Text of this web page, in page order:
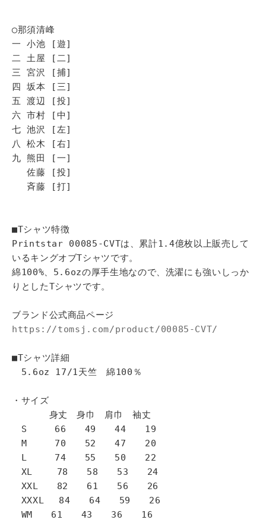
◯那須清峰
一 小池 [遊]
二 土屋 [二]
三 宮沢 [捕]
四 坂本 [三]
五 渡辺 [投]
六 市村 [中]
七 池沢 [左]
八 松木 [右]
九 熊田 [一]
佐藤 [投]
斉藤 [打]
■Tシャツ特徴
Printstar 00085-CVTは、累計1.4億枚以上販売して
いるキングオブTシャツです。
綿100%、5.6ozの厚手生地なので、洗濯にも強いしっか
りとしたTシャツです。
ブランド公式商品ページ
https://tomsj.com/product/00085-CVT/
■Tシャツ詳細
5.6oz 17/1天竺 綿100％
・サイズ
身丈 身巾 肩巾 袖丈
S 66 49 44 19
M 70 52 47 20
L 74 55 50 22
XL 78 58 53 24
XXL 82 61 56 26
XXXL 84 64 59 26
WM 61 43 36 16